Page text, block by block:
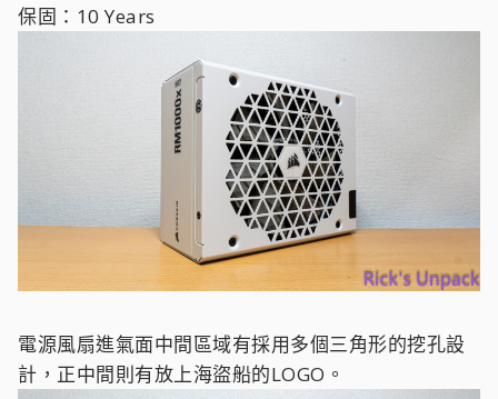
保固：10 Years
電源風扇進氣面中間區域有採用多個三角形的挖孔設
計，正中間則有放上海盜船的LOGO。